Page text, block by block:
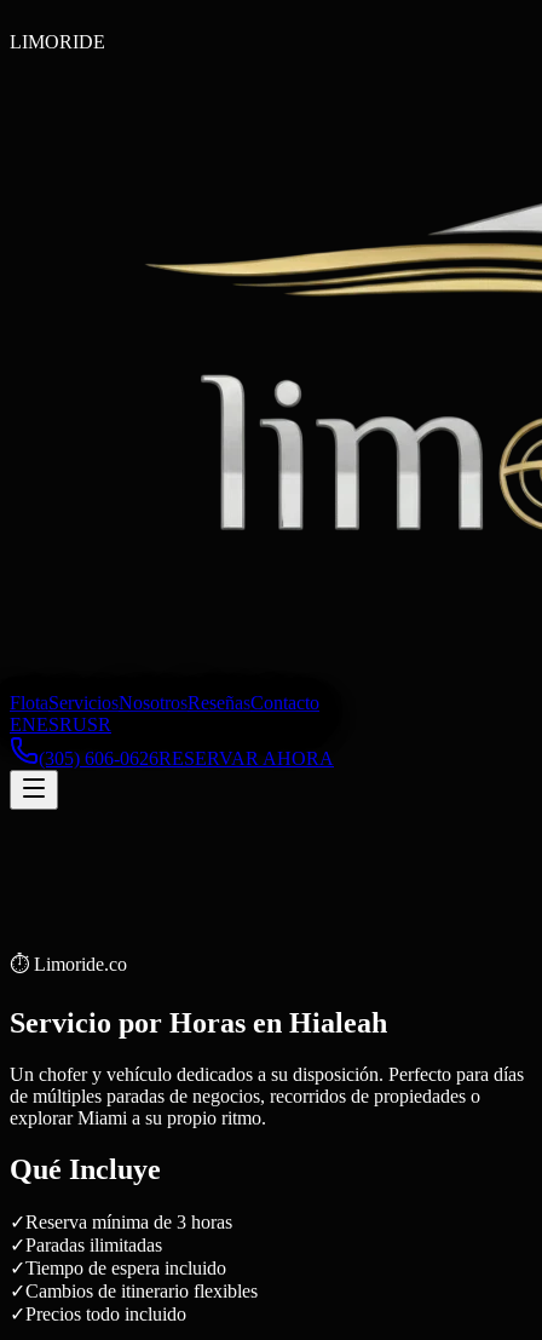
LIMORIDE
FlotaServiciosNosotrosReseñasContacto
ENESRUSR
(305) 606-0626RESERVAR AHORA
⏱️ Limoride.co
Servicio por Horas en Hialeah
Un chofer y vehículo dedicados a su disposición. Perfecto para días
de múltiples paradas de negocios, recorridos de propiedades o
explorar Miami a su propio ritmo.
Qué Incluye
✓Reserva mínima de 3 horas
✓Paradas ilimitadas
✓Tiempo de espera incluido
✓Cambios de itinerario flexibles
✓Precios todo incluido